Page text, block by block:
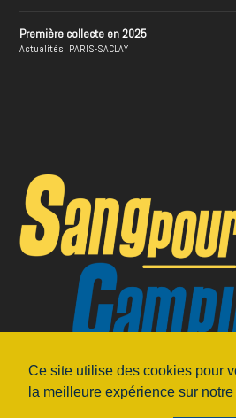
Ce site utilise des cookies pour
la meilleure expérience sur notre
Première collecte en 2025
Actualités, PARIS-SACLAY